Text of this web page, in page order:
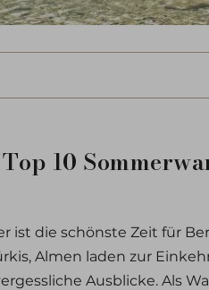
10
ist die schönste Zeit für
Almen laden zur
Ausblicke. Als